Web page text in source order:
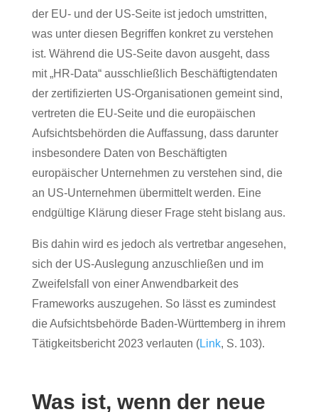
der EU- und der US-Seite ist jedoch umstritten,
was unter diesen Begriffen konkret zu verstehen
ist. Während die US-Seite davon ausgeht, dass
mit „HR-Data“ ausschließlich Beschäftigtendaten
der zertifizierten US-Organisationen gemeint sind,
vertreten die EU-Seite und die europäischen
Aufsichtsbehörden die Auffassung, dass darunter
insbesondere Daten von Beschäftigten
europäischer Unternehmen zu verstehen sind, die
an US-Unternehmen übermittelt werden. Eine
endgültige Klärung dieser Frage steht bislang aus.
Bis dahin wird es jedoch als vertretbar angesehen,
sich der US-Auslegung anzuschließen und im
Zweifelsfall von einer Anwendbarkeit des
Frameworks auszugehen. So lässt es zumindest
die Aufsichtsbehörde Baden-Württemberg in ihrem
Tätigkeitsbericht 2023 verlauten (Link, S. 103).
Was ist, wenn der neue